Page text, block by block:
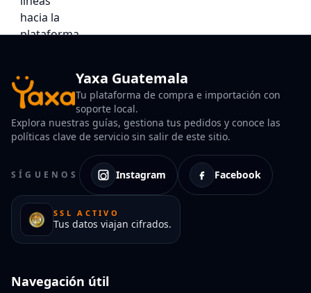
Yaxa Guatemala
Tu plataforma de compra e importación con
soporte local.
Explora nuestras guías, gestiona tus pedidos y conoce las
políticas clave de servicio sin salir de este sitio.
SÍGUENOS Instagram Facebook
SSL ACTIVO
Tus datos viajan cifrados.
Navegación útil